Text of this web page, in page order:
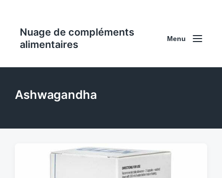
Nuage de compléments
alimentaires
Menu
Ashwagandha